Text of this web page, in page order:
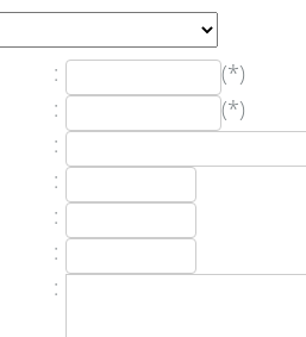
:
(*)
:
(*)
:
:
:
:
: